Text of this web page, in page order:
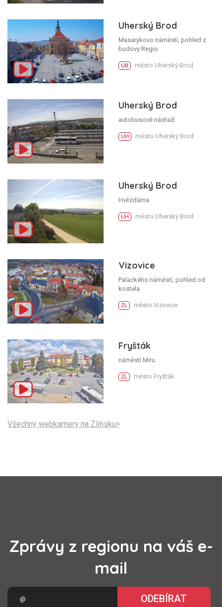
Uherský Brod
Masarykovo náměstí, pohled z
budovy Regio
UB město Uherský Brod
Uherský Brod
autobusové nádraží
UH město Uherský Brod
Uherský Brod
Hvězdárna
UH město Uherský Brod
Vizovice
Palackého náměstí, pohled od
kostela
ZL město Vizovice
Fryšták
náměstí Míru
ZL město Fryšták
Všechny webkamery na Zlínsku>
Zprávy z regionu na váš e-
mail
ODEBÍRAT